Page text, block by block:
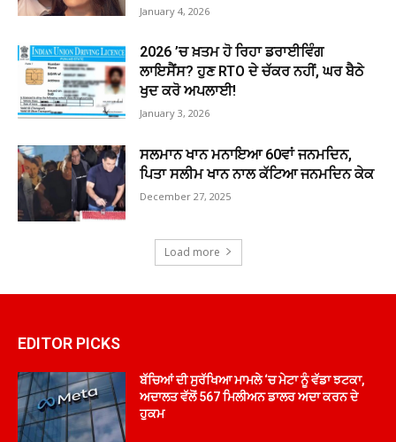
January 4, 2026
2026 ’ਚ ਖ਼ਤਮ ਹੋ ਰਿਹਾ ਡਰਾਈਵਿੰਗ
ਲਾਇਸੈਂਸ? ਹੁਣ RTO ਦੇ ਚੱਕਰ ਨਹੀਂ, ਘਰ ਬੈਠੇ
ਖੁਦ ਕਰੋ ਅਪਲਾਈ!
January 3, 2026
ਸਲਮਾਨ ਖਾਨ ਮਨਾਇਆ 60ਵਾਂ ਜਨਮਦਿਨ,
ਪਿਤਾ ਸਲੀਮ ਖਾਨ ਨਾਲ ਕੱਟਿਆ ਜਨਮਦਿਨ ਕੇਕ
December 27, 2025
Load more
EDITOR PICKS
ਬੱਚਿਆਂ ਦੀ ਸੁਰੱਖਿਆ ਮਾਮਲੇ ‘ਚ ਮੇਟਾ ਨੂੰ ਵੱਡਾ ਝਟਕਾ,
ਅਦਾਲਤ ਵੱਲੋਂ 567 ਮਿਲੀਅਨ ਡਾਲਰ ਅਦਾ ਕਰਨ ਦੇ
ਹੁਕਮ